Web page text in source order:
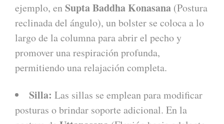
ejemplo, enSupta Baddha Konasana (Postura
reclinada del ángulo), un bolster se coloca a lo
largo de la columna para abrir el pecho y
promover una respiración profunda,
permitiendo una relajación completa.
Silla: Las sillas se emplean para modificar
posturas o brindar soporte adicional. En la